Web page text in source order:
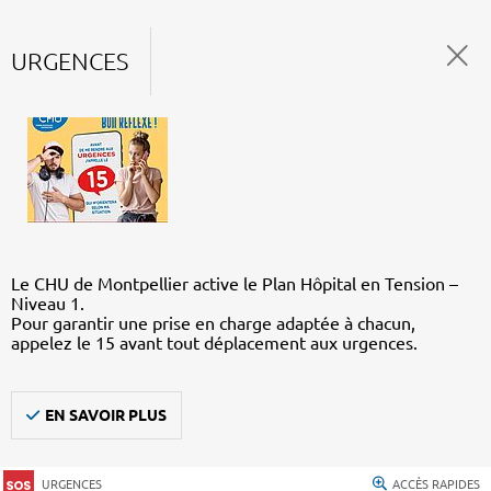
URGENCES
Le CHU de Montpellier active le Plan Hôpital en Tension –
Niveau 1.
Pour garantir une prise en charge adaptée à chacun,
appelez le 15 avant tout déplacement aux urgences.
EN SAVOIR PLUS
URGENCES ACCÈS RAPIDES